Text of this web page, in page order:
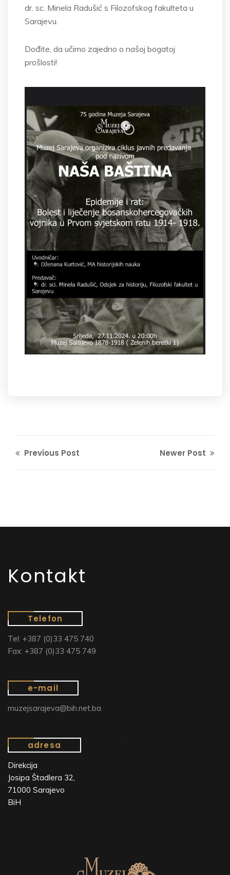
dr. sc. Minela Radušić s Filozofskog fakulteta u
Sarajevu.
Dođite, da učimo zajedno o našoj bogatoj
prošlosti!
Previous Post Newer Post
Kontakt
Telefon
Tel: +387 (0)33 475 740
Fax: +387 (0)33 475 749
e-mail
muzejsarajeva@bih.net.ba
adresa
Direkcija
Josipa Štadlera 32,
71000 Sarajevo
BiH